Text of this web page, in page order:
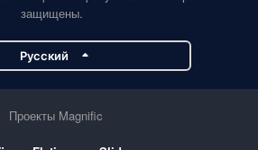
защищены.
Pусский
Проекты Magnific